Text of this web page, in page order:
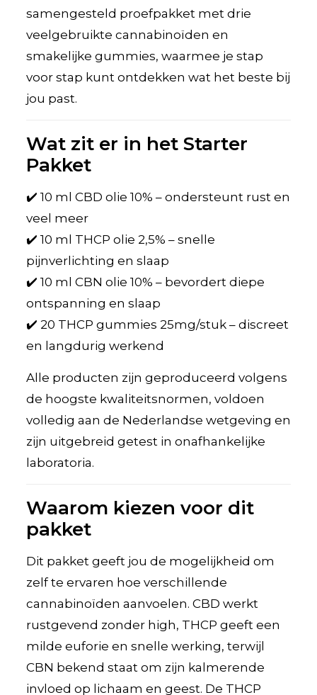
samengesteld proefpakket met drie
veelgebruikte cannabinoïden en
smakelijke gummies, waarmee je stap
voor stap kunt ontdekken wat het beste bij
jou past.
Wat zit er in het Starter
Pakket
✔️ 10 ml CBD olie 10% – ondersteunt rust en
veel meer
✔️ 10 ml THCP olie 2,5% – snelle
pijnverlichting en slaap
✔️ 10 ml CBN olie 10% – bevordert diepe
ontspanning en slaap
✔️ 20 THCP gummies 25mg/stuk – discreet
en langdurig werkend
Alle producten zijn geproduceerd volgens
de hoogste kwaliteitsnormen, voldoen
volledig aan de Nederlandse wetgeving en
zijn uitgebreid getest in onafhankelijke
laboratoria.
Waarom kiezen voor dit
pakket
Dit pakket geeft jou de mogelijkheid om
zelf te ervaren hoe verschillende
cannabinoïden aanvoelen. CBD werkt
rustgevend zonder high, THCP geeft een
milde euforie en snelle werking, terwijl
CBN bekend staat om zijn kalmerende
invloed op lichaam en geest. De THCP